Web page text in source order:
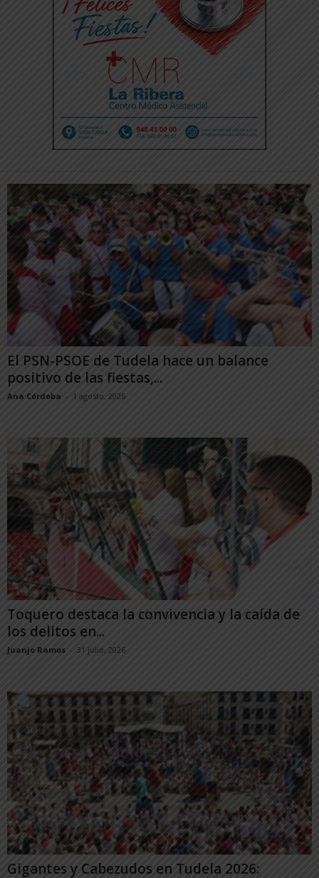
El PSN-PSOE de Tudela hace un balance
positivo de las fiestas,...
Ana Córdoba - 1 agosto, 2026
Toquero destaca la convivencia y la caída de
los delitos en...
Juanjo Ramos - 31 julio, 2026
Gigantes y Cabezudos en Tudela 2026: